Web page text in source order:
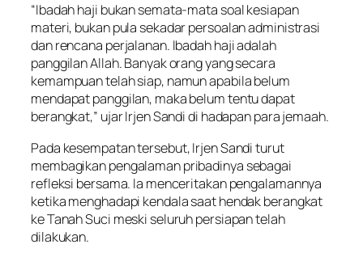
“Ibadah haji bukan semata-mata soal kesiapan
materi, bukan pula sekadar persoalan administrasi
dan rencana perjalanan. Ibadah haji adalah
panggilan Allah. Banyak orang yang secara
kemampuan telah siap, namun apabila belum
mendapat panggilan, maka belum tentu dapat
berangkat,” ujar Irjen Sandi di hadapan para jemaah.
Pada kesempatan tersebut, Irjen Sandi turut
membagikan pengalaman pribadinya sebagai
refleksi bersama. Ia menceritakan pengalamannya
ketika menghadapi kendala saat hendak berangkat
ke Tanah Suci meski seluruh persiapan telah
dilakukan.